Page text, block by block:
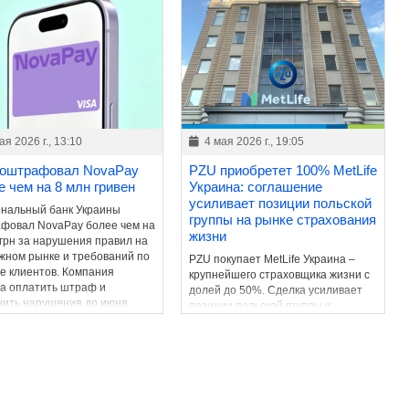
2026 г., 13:10
NovaPay
чем на 8 млн гривен
банк Украины
NovaPay более чем на
за нарушения правил на
рынке и требований по
клиентов. Компания
оплатить штраф и
нарушения до июня
4 мая 2026 г., 19:05
PZU приобретет 100% MetLife
Украина: соглашение
усиливает позиции польской
группы на рынке страхования
жизни
PZU покупает MetLife Украина –
крупнейшего страховщика жизни с
долей до 50%. Сделка усиливает
позиции польской группы и